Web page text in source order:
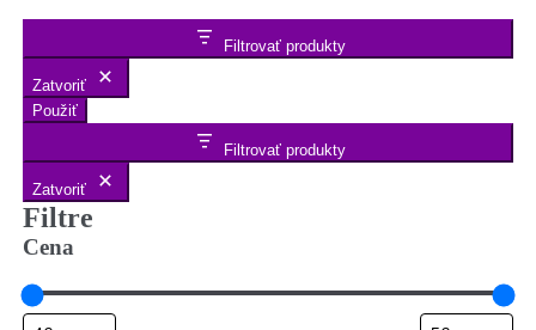
Filtrovať produkty
Zatvoriť
Použiť
Filtrovať produkty
Zatvoriť
Filtre
Cena